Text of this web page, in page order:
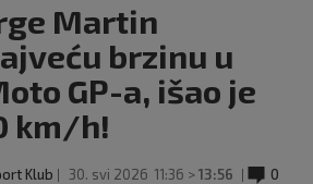
Martin
brzinu u
GP-a, išao je
km/h!
Klub 30. svi 2026 11:36 >13:56
0